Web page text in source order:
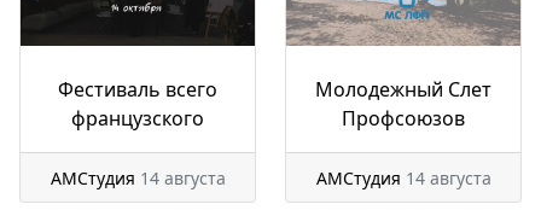
Фестиваль всего
французского
АМСтудия 14 августа
Молодежный Слет
Профсоюзов
АМСтудия 14 августа